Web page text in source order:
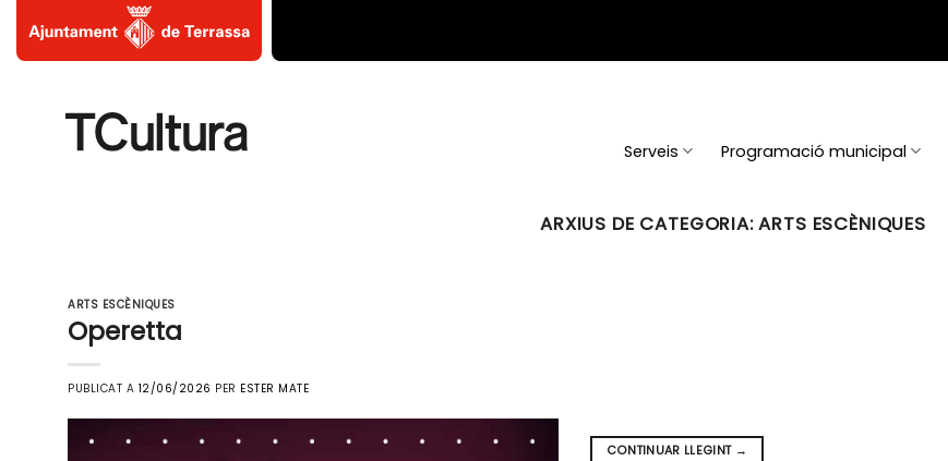
content
Serveis Programació municipal
ARXIUS DE CATEGORIA:ARTS ESCÈNIQUES
ARTS ESCÈNIQUES
Operetta
PUBLICAT A 12/06/2026 PER ESTER MATE
CONTINUAR LLEGINT →